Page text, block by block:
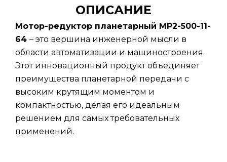
ОПИСАНИЕ
Мотор-редуктор планетарный МР2-500-11-
64 – это вершина инженерной мысли в
области автоматизации и машиностроения.
Этот инновационный продукт объединяет
преимущества планетарной передачи с
высоким крутящим моментом и
компактностью, делая его идеальным
решением для самых требовательных
применений.